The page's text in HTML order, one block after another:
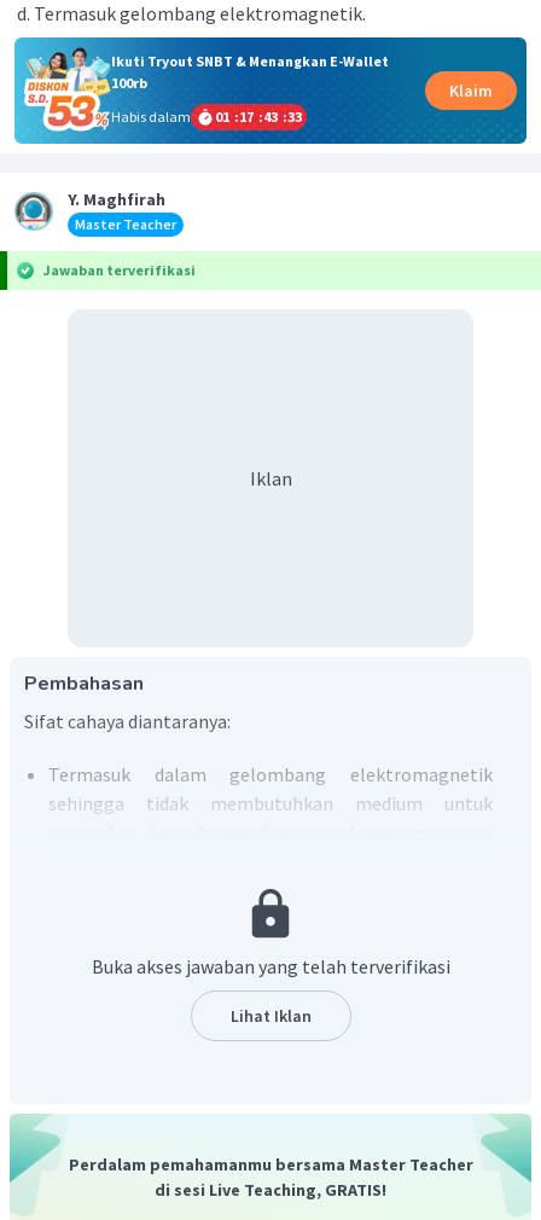
Termasuk gelombang elektromagnetik.
Ikuti Tryout SNBT & Menangkan E-Wallet
100rb
Habis dalam
01 :17 :43 :33
Klaim
Y. Maghfirah
Master Teacher
Jawaban terverifikasi
Iklan
Pembahasan
Sifat cahaya diantaranya:
Termasuk dalam gelombang elektromagnetik
sehingga tidak membutuhkan medium untuk
Dapat dipantulkan, contohnya adalah dengan
mengarahkan cahaya ke permukaan mengkilat
Dapat dibiaskan, contohnya adalah dengan
mengarahkan cahaya melewati lapisan transparan
seperti air, atau lensa.
Oleh karena itu, jawaban yang benar adalah A.
Buka akses jawaban yang telah terverifikasi
Lihat Iklan
Perdalam pemahamanmu bersama Master Teacher
di sesi Live Teaching, GRATIS!